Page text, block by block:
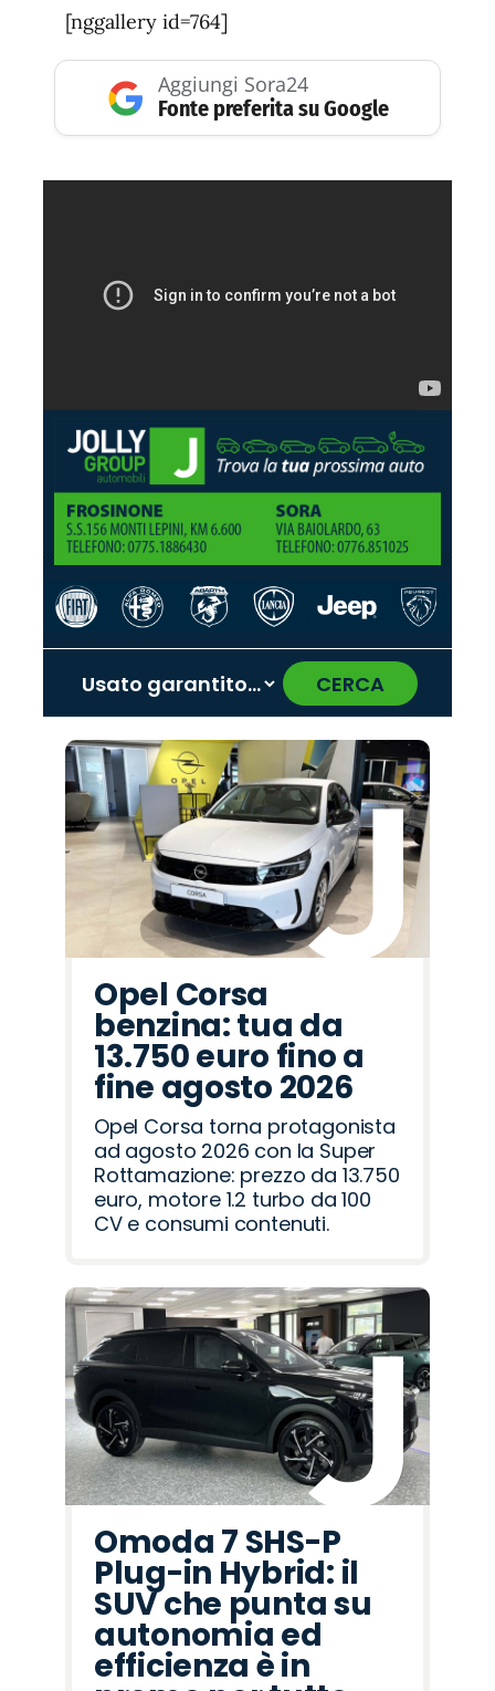
[nggallery id=764]
Aggiungi Sora24
Fonte preferita su Google
CERCA
Promo
Omoda
Promo
Cupra
Promo
Jaecoo
Promo
Abarth
Promo
Alfa
Romeo
Promo
Lancia
Promo
Peugeot
Promo
Citroën
Promo
Land
Rover
Promo
Hyundai
Promo
Mazda
Promo
Jeep
Promo
Fiat
Promo
Seat
Promo
Opel
‹ ›
Opel Corsa
benzina: tua da
13.750 euro fino a
fine agosto 2026
Opel Corsa torna protagonista
ad agosto 2026 con la Super
Rottamazione: prezzo da 13.750
euro, motore 1.2 turbo da 100
CV e consumi contenuti.
Omoda 7 SHS-P
Plug-in Hybrid: il
SUV che punta su
autonomia ed
efficienza è in